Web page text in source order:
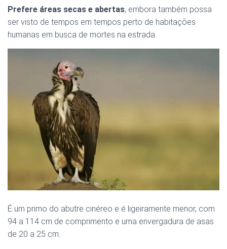
Prefere áreas secas e abertas, embora também possa
ser visto de tempos em tempos perto de habitações
humanas em busca de mortes na estrada.
É um primo do abutre cinéreo e é ligeiramente menor, com
94 a 114 cm de comprimento e uma envergadura de asas
de 20 a 25 cm.